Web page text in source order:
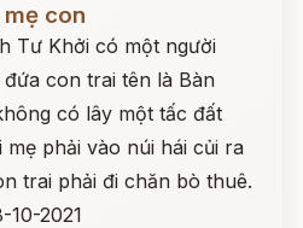
con
Tư Khởi có một người
con trai tên là Bàn
có lây một tấc đất
phải vào núi hái củi ra
trai phải đi chăn bò thuê.
10-2021